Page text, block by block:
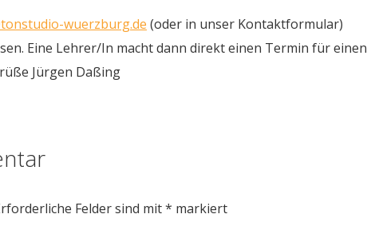
wuerzburg.de (oder in unser Kontaktformular)
Eine Lehrer/In macht dann direkt einen Termin für einen
Jürgen Daßing
Felder sind mit* markiert